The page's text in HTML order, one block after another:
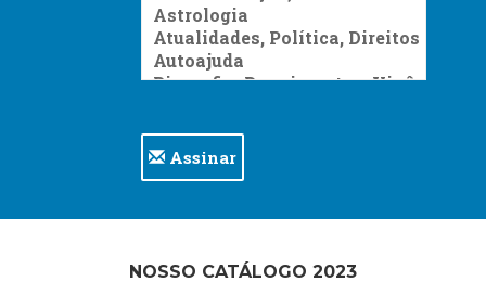
Assinar
NOSSO CATÁLOGO 2023